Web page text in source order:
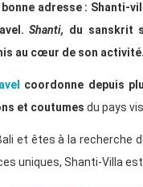
adresse : Shanti-
Shanti, du sanskrit
au cœur de son activité.
coordonne depuis
et coutumes du pays
et êtes à la recherche
uniques, Shanti-Villa